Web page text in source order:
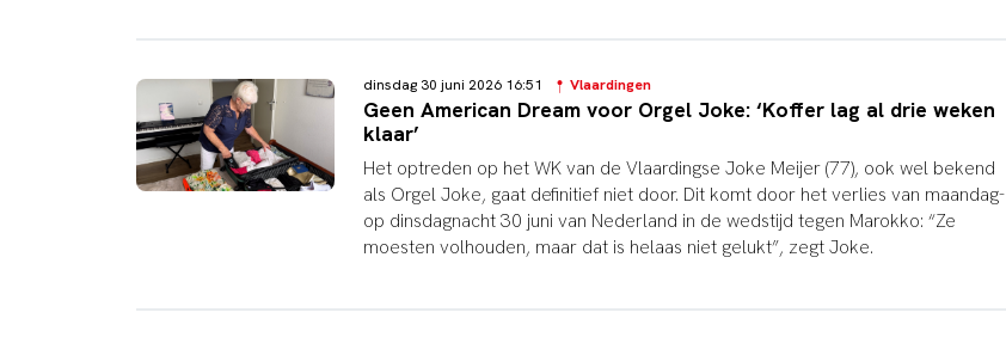
dinsdag 30 juni 2026 16:51 Vlaardingen
Geen American Dream voor Orgel Joke: ‘Koffer lag al drie weken
klaar’
Het optreden op het WK van de Vlaardingse Joke Meijer (77), ook wel bekend
als Orgel Joke, gaat definitief niet door. Dit komt door het verlies van maandag-
op dinsdagnacht 30 juni van Nederland in de wedstijd tegen Marokko: “Ze
moesten volhouden, maar dat is helaas niet gelukt”, zegt Joke.